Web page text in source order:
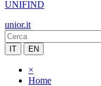
UNIFIND
unior.it
IT EN
×
Home